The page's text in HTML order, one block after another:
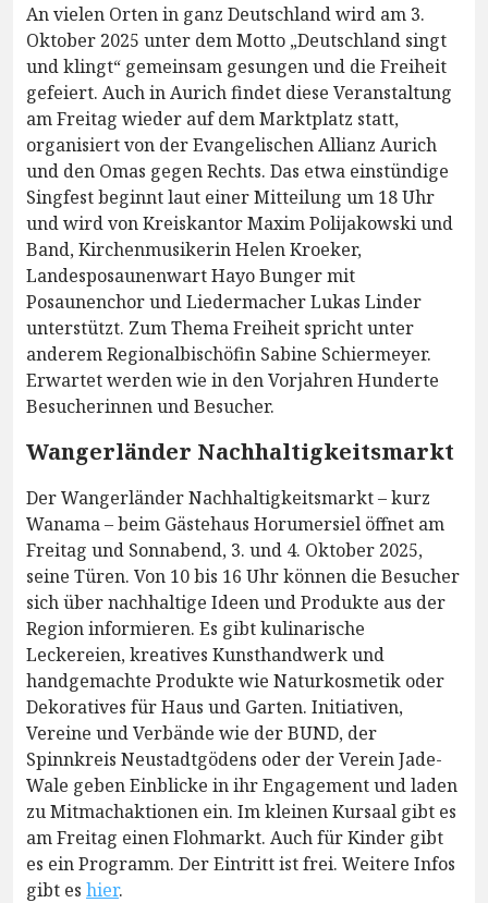
An vielen Orten in ganz Deutschland wird am 3.
Oktober 2025 unter dem Motto „Deutschland singt
und klingt“ gemeinsam gesungen und die Freiheit
gefeiert. Auch in Aurich findet diese Veranstaltung
am Freitag wieder auf dem Marktplatz statt,
organisiert von der Evangelischen Allianz Aurich
und den Omas gegen Rechts. Das etwa einstündige
Singfest beginnt laut einer Mitteilung um 18 Uhr
und wird von Kreiskantor Maxim Polijakowski und
Band, Kirchenmusikerin Helen Kroeker,
Landesposaunenwart Hayo Bunger mit
Posaunenchor und Liedermacher Lukas Linder
unterstützt. Zum Thema Freiheit spricht unter
anderem Regionalbischöfin Sabine Schiermeyer.
Erwartet werden wie in den Vorjahren Hunderte
Besucherinnen und Besucher.
Wangerländer Nachhaltigkeitsmarkt
Der Wangerländer Nachhaltigkeitsmarkt – kurz
Wanama – beim Gästehaus Horumersiel öffnet am
Freitag und Sonnabend, 3. und 4. Oktober 2025,
seine Türen. Von 10 bis 16 Uhr können die Besucher
sich über nachhaltige Ideen und Produkte aus der
Region informieren. Es gibt kulinarische
Leckereien, kreatives Kunsthandwerk und
handgemachte Produkte wie Naturkosmetik oder
Dekoratives für Haus und Garten. Initiativen,
Vereine und Verbände wie der BUND, der
Spinnkreis Neustadtgödens oder der Verein Jade-
Wale geben Einblicke in ihr Engagement und laden
zu Mitmachaktionen ein. Im kleinen Kursaal gibt es
am Freitag einen Flohmarkt. Auch für Kinder gibt
es ein Programm. Der Eintritt ist frei. Weitere Infos
gibt es hier.